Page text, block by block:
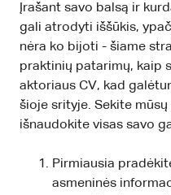
Įrašant savo balsą ir
gali atrodyti iššūkis,
nėra ko bijoti - šiame
praktinių patarimų, kaip
aktoriaus CV, kad
šioje srityje. Sekite
išnaudokite visas savo
Pirmiausia
asmeninės